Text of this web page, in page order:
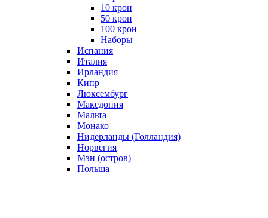
10 крон
50 крон
100 крон
Наборы
Испания
Италия
Ирландия
Кипр
Люксембург
Македония
Мальта
Монако
Нидерланды (Голландия)
Норвегия
Мэн (остров)
Польша